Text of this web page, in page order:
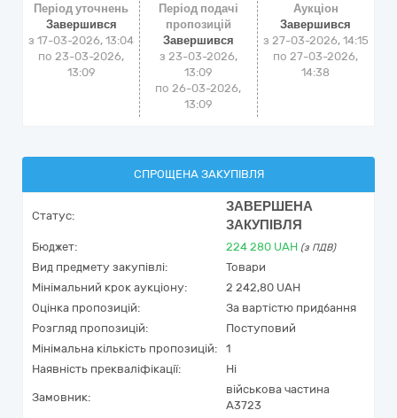
Період уточнень
Завершився
з 17-03-2026, 13:04
по 23-03-2026,
13:09
Період подачі
пропозицій
Завершився
з 23-03-2026,
13:09
по 26-03-2026,
13:09
Аукціон
Завершився
з 27-03-2026, 14:15
по27-03-2026,
14:38
СПРОЩЕНА ЗАКУПІВЛЯ
Статус:
ЗАВЕРШЕНА
ЗАКУПІВЛЯ
Бюджет: 224 280 UAH (з ПДВ)
Вид предмету закупівлі:
Товари
Мінімальний крок аукціону:
2 242,80 UAH
Оцінка пропозицій:
За вартістю придбання
Розгляд пропозицій:
Поступовий
Мінімальна кількість пропозицій:
1
Наявність прекваліфікації:
Ні
Замовник:
військова частина
А3723